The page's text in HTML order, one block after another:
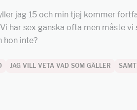
jag 15 och min tjej kommer
har sex ganska ofta men måste
hon inte?
JAG VILL VETA VAD SOM GÄLLER